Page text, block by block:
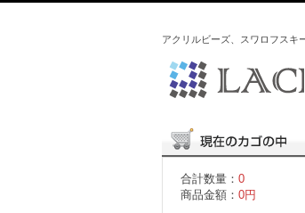
アクリルビーズ、スワロフスキ
合計数量： 0
商品金額： 0円